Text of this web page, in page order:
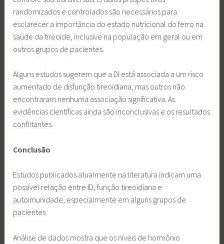
randomizados e controlados são necessários para
esclarecer a importância do estado nutricional do ferro na
saúde da tireoide, inclusive na população em geral ou em
outros grupos de pacientes.
Alguns estudos sugerem que a DI está associada a um risco
aumentado de disfunção tireoidiana, mas outros não
encontraram nenhuma associação significativa. As
evidências científicas ainda são inconclusivas e os resultados
conflitantes.
Conclusão
Estudos publicados atualmente na literatura indicam uma
possível relação entre ID, função tireoidiana e
autoimunidade, especialmente em alguns grupos de
pacientes.
Análise de dados mostra que os níveis de hormônio